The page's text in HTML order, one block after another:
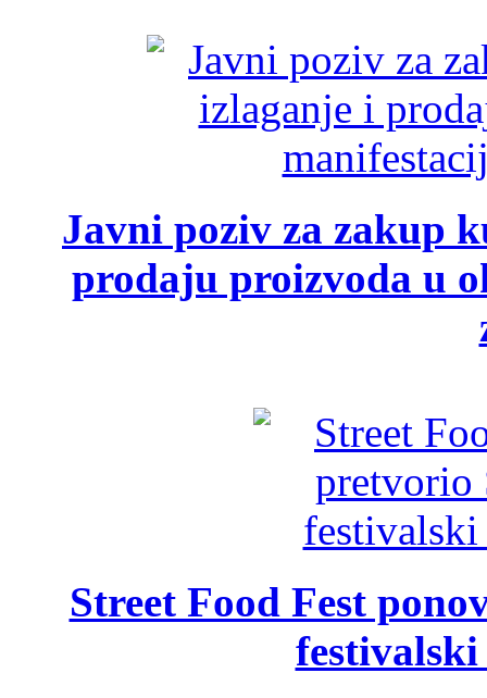
Javni poziv za zakup
prodaju proizvoda u
Street Food Fest